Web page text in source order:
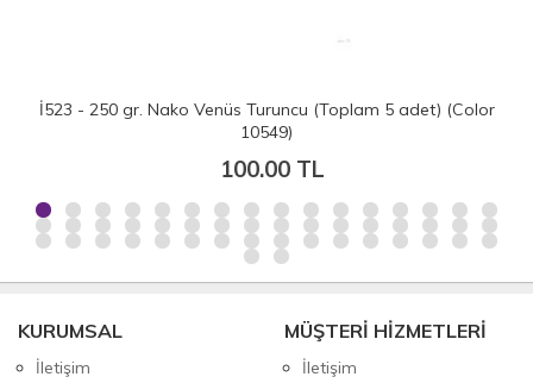
İ523 - 250 gr. Nako Venüs Turuncu (Toplam 5 adet) (Color
10549)
100.00 TL
KURUMSAL
İletişim
MÜŞTERİ HİZMETLERİ
İletişim